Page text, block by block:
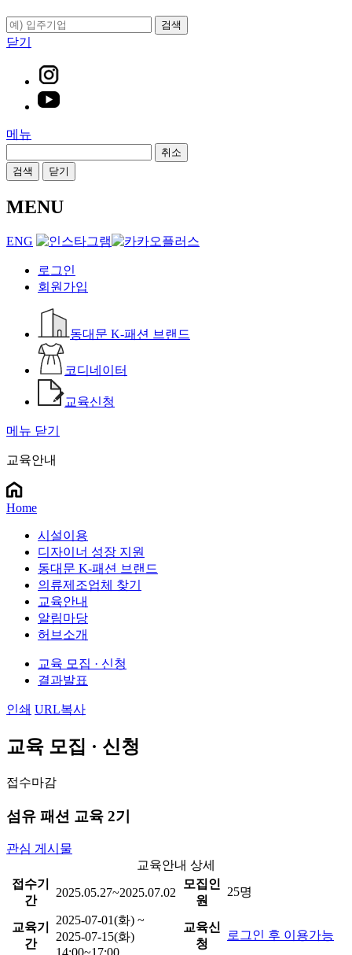
검색
닫기
메뉴
취소
검색
닫기
MENU
ENG
로그인
회원가입
동대문 K-패션 브랜드
코디네이터
교육신청
메뉴 닫기
교육안내
Home
시설이용
디자이너 성장 지원
동대문 K-패션 브랜드
의류제조업체 찾기
교육안내
알림마당
허브소개
교육 모집 · 신청
결과발표
인쇄 URL복사
교육 모집 · 신청
접수마감
섬유 패션 교육 2기
관심 게시물
교육안내 상세
접수기
간
2025.05.27~2025.07.02
모집인
원
25명
교육기
간
2025-07-01(화) ~
2025-07-15(화)
교육신
청
로그인 후 이용가능